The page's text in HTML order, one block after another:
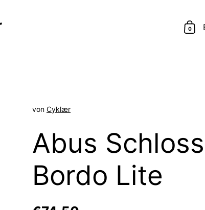
0
Abus Schloss
Bordo Lite
von Cyklær